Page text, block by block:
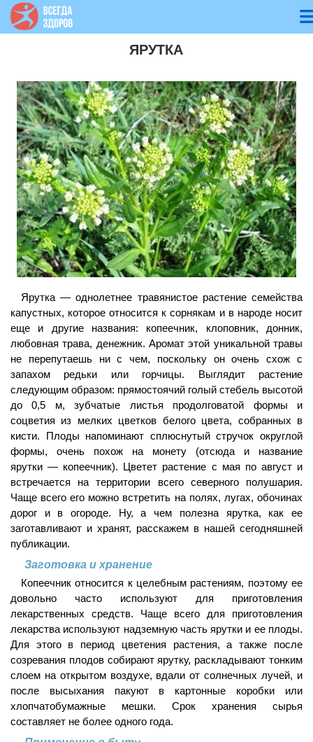
ЯРУТКА
Ярутка — однолетнее травянистое растение семейства
капустных, которое относится к сорнякам и в народе носит
еще и другие названия: копеечник, клоповник, донник,
любовная трава, денежник. Аромат этой уникальной травы
не перепутаешь ни с чем, поскольку он очень схож с
запахом редьки или горчицы. Выглядит растение
следующим образом: прямостоячий голый стебель высотой
до 0,5 м, зубчатые листья продолговатой формы и
соцветия из мелких цветков белого цвета, собранных в
кисти. Плоды напоминают сплюснутый стручок округлой
формы, очень похож на монету (отсюда и название
ярутки — копеечник). Цветет растение с мая по август и
встречается на территории всего северного полушария.
Чаще всего его можно встретить на полях, лугах, обочинах
дорог и в огороде. Ну, а чем полезна ярутка, как ее
заготавливают и хранят, расскажем в нашей сегодняшней
публикации.
Заготовка и хранение
Копеечник относится к целебным растениям, поэтому ее
довольно часто используют для приготовления
лекарственных средств. Чаще всего для приготовления
лекарства используют надземную часть ярутки и ее плоды.
Для этого в период цветения растения, а также после
созревания плодов собирают ярутку, раскладывают тонким
слоем на открытом воздухе, вдали от солнечных лучей, и
после высыхания пакуют в картонные коробки или
хлопчатобумажные мешки. Срок хранения сырья
составляет не более одного года.